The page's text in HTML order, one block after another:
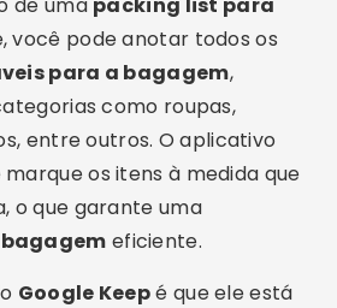
você pode anotar todos os
para a bagagem,
como roupas,
entre outros. O aplicativo
os itens à medida que
o que garante uma
eficiente.
Google Keepé que ele está